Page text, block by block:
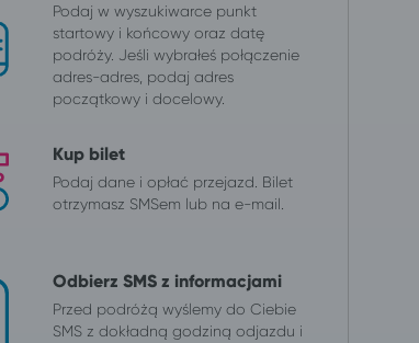
Podaj w wyszukiwarce punkt
startowy i końcowy oraz datę
podróży. Jeśli wybrałeś połączenie
adres-adres, podaj adres
początkowy i docelowy.
Kup bilet
Podaj dane i opłać przejazd. Bilet
otrzymasz SMSem lub na e-mail.
Odbierz SMS z informacjami
Przed podróżą wyślemy do Ciebie
SMS z dokładną godziną odjazdu i